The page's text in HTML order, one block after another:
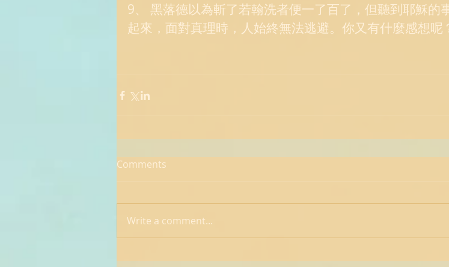
9、 黑落德以為斬了若翰洗者便一了百了，但聽到耶穌的
起來，面對真理時，人始終無法逃避。你又有什麼感想呢
Comments
Write a comment...